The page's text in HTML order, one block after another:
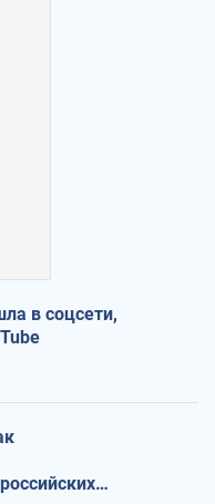
в соцсети,